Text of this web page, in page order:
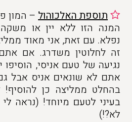
תוספת האלכוהול – המון
המנה הזו ללא יין או משקה
נפלא. עם זאת, אני מאוד
זה לחלוטין משדרג. אם
נגיעה של טעם אניסי,
אתם לא שונאים אניס אבל
בהחלט ממליצה כן
בעיני לטעם מיוחד! (נראה
לא?!)